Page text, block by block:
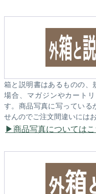
箱と説明書はあるものの
場合、マガジンやカート
す。商品写真に写っている
せんのでご注文間違いには
商品写真については